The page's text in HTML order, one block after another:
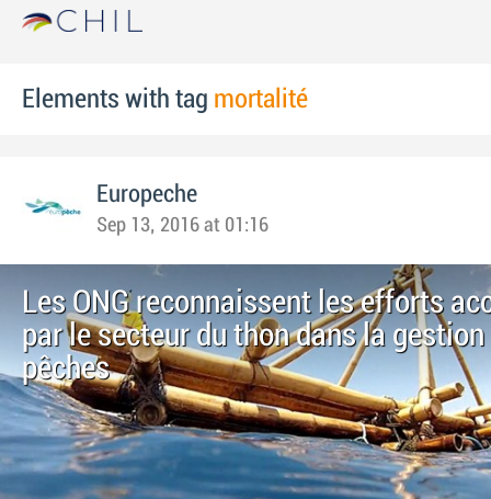
Elements with tag mortalité
Europeche
Sep 13, 2016 at 01:16
Les ONG reconnaissent les efforts
par le secteur du thon dans la gestion
pêches